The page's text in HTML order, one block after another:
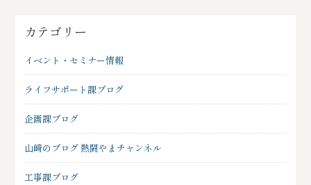
カテゴリー
イベント・セミナー情報
ライフサポート課ブログ
企画課ブログ
山﨑のブログ 熱闘やまチャンネル
工事課ブログ